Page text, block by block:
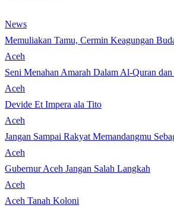
News
Memuliakan Tamu, Cermin Keagungan
Aceh
Seni Menahan Amarah Dalam Al-Quran
Aceh
Devide Et Impera ala Tito
Aceh
Jangan Sampai Rakyat Memandangmu
Aceh
Gubernur Aceh Jangan Salah Langkah
Aceh
Aceh Tanah Koloni